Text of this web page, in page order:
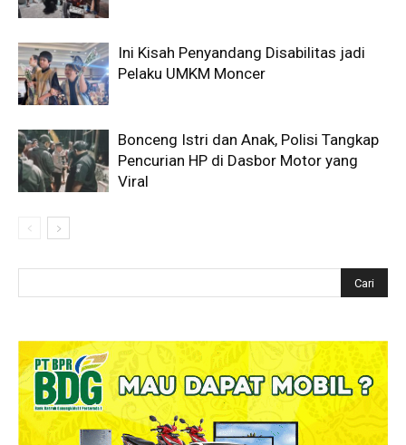
Ini Kisah Penyandang Disabilitas jadi
Pelaku UMKM Moncer
Bonceng Istri dan Anak, Polisi Tangkap
Pencurian HP di Dasbor Motor yang
Viral